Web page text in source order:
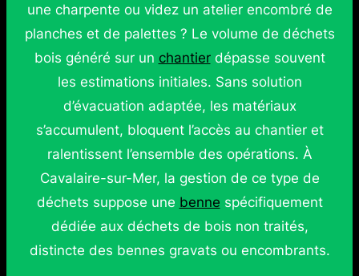
une charpente ou videz un atelier encombré de
planches et de palettes ? Le volume de déchets
bois généré sur un chantierdépasse souvent
les estimations initiales. Sans solution
d’évacuation adaptée, les matériaux
s’accumulent, bloquent l’accès au chantier et
ralentissent l’ensemble des opérations. À
Cavalaire-sur-Mer, la gestion de ce type de
déchets suppose une benne spécifiquement
dédiée aux déchets de bois non traités,
distincte des bennes gravats ou encombrants.